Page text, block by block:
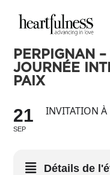
PERPIGNAN
JOURNÉE
PAIX
21
SEP
INVITATION À
Détails de